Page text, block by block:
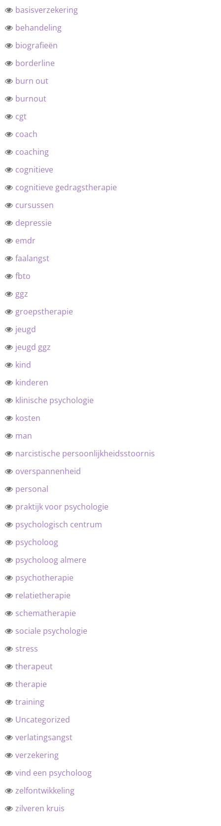
basisverzekering
behandeling
biografieën
borderline
burn out
burnout
cgt
coach
coaching
cognitieve
cognitieve gedragstherapie
cursussen
depressie
emdr
faalangst
fbto
ggz
groepstherapie
jeugd
jeugd ggz
kind
kinderen
klinische psychologie
kosten
man
narcistische persoonlijkheidsstoornis
overspannenheid
personal
praktijk voor psychologie
psychologisch centrum
psycholoog
psycholoog almere
psychotherapie
relatietherapie
schematherapie
sociale psychologie
stress
therapeut
therapie
training
Uncategorized
verlatingsangst
verzekering
vind een psycholoog
zelfontwikkeling
zilveren kruis